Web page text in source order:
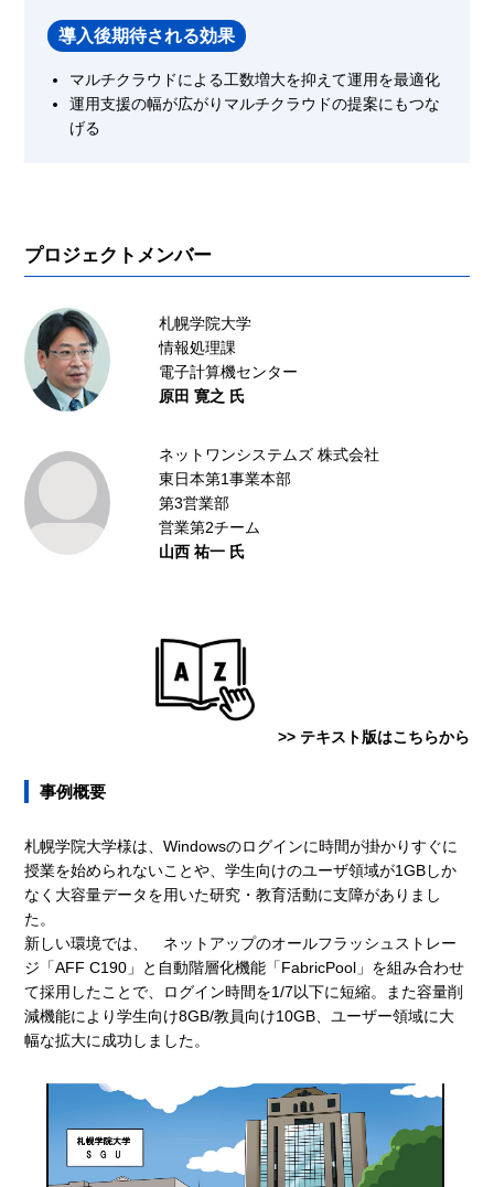
導入後期待される効果
マルチクラウドによる工数増大を抑えて運用を最適化
運用支援の幅が広がりマルチクラウドの提案にもつな
げる
プロジェクトメンバー
札幌学院大学
情報処理課
電子計算機センター
原田 寛之 氏
ネットワンシステムズ 株式会社
東日本第1事業本部
第3営業部
営業第2チーム
山西 祐一 氏
>> テキスト版はこちらから
事例概要
札幌学院大学様は、Windowsのログインに時間が掛かりすぐに
授業を始められないことや、学生向けのユーザ領域が1GBしか
なく大容量データを用いた研究・教育活動に支障がありまし
た。
新しい環境では、 ネットアップのオールフラッシュストレー
ジ「AFF C190」と自動階層化機能「FabricPool」を組み合わせ
て採用したことで、ログイン時間を1/7以下に短縮。また容量削
減機能により学生向け8GB/教員向け10GB、ユーザー領域に大
幅な拡大に成功しました。